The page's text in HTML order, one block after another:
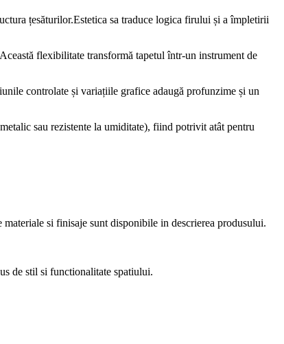
țesăturilor.Estetica sa traduce logica firului și a împletirii
flexibilitate transformă tapetul într-un instrument de
controlate și variațiile grafice adaugă profunzime și un
sau rezistente la umiditate), fiind potrivit atât pentru
si finisaje sunt disponibile in descrierea produsului.
de stil si functionalitate spatiului.